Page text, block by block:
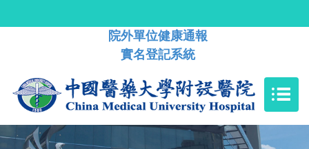
院外單位健康通報
實名登記系統